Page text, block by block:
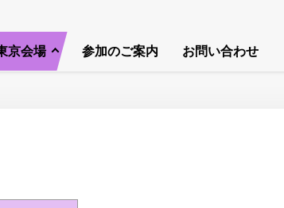
京会場 参加のご案内 お問い合わせ